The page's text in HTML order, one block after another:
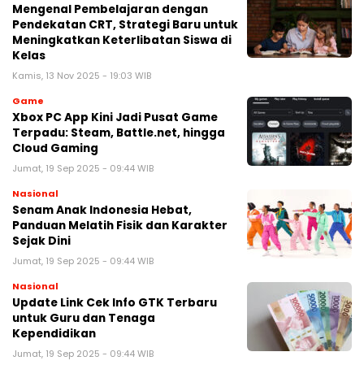
Mengenal Pembelajaran dengan
Pendekatan CRT, Strategi Baru untuk
Meningkatkan Keterlibatan Siswa di
Kelas
Kamis, 13 Nov 2025 - 19:03 WIB
Game
Xbox PC App Kini Jadi Pusat Game
Terpadu: Steam, Battle.net, hingga
Cloud Gaming
Jumat, 19 Sep 2025 - 09:44 WIB
Nasional
Senam Anak Indonesia Hebat,
Panduan Melatih Fisik dan Karakter
Sejak Dini
Jumat, 19 Sep 2025 - 09:44 WIB
Nasional
Update Link Cek Info GTK Terbaru
untuk Guru dan Tenaga
Kependidikan
Jumat, 19 Sep 2025 - 09:44 WIB